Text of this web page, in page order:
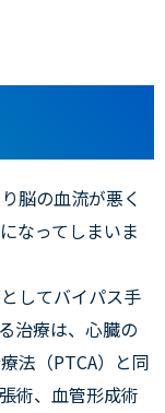
脳の血流が悪く
なってしまいま
してバイパス手
治療は、心臓の
法（PTCA）と同
術、血管形成術